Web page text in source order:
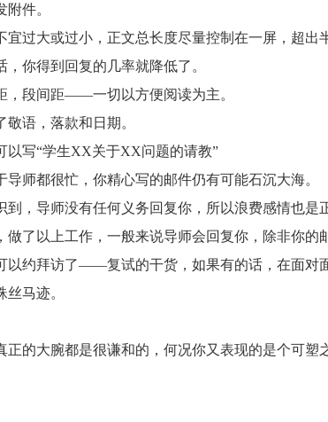
件。
大或过小，正文总长度尽量控制在一屏，超出
，你得到回复的几率就降低了。
段间距——一切以方便阅读为主。
语，落款和日期。
写“学生XX关于XX问题的请教”
都很忙，你精心写的邮件仍有可能石沉大海。
导师没有任何义务回复你，所以浪费感情也是正
以上工作，一般来说导师会回复你，除非你的
约拜访了——复试的干货，如果有的话，在面对
丝马迹。
大腕都是很谦和的，何况你又表现的是个可塑之